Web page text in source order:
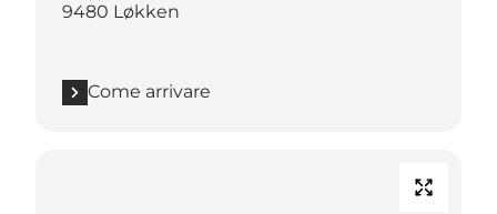
9480 Løkken
Come arrivare